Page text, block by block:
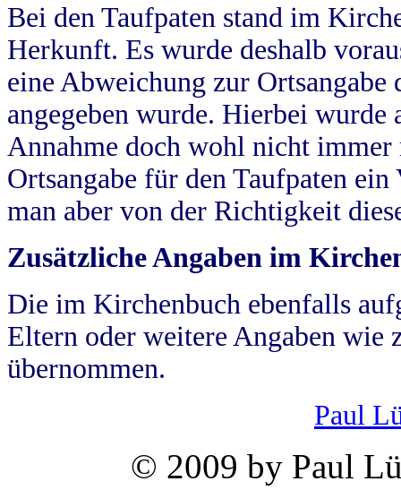
Bei den Taufpaten stand im
Herkunft. Es wurde deshalb
eine Abweichung zur
angegeben wurde. Hierbei wurde
Annahme doch wohl nicht
Ortsangabe für den Taufpaten
man aber von der Richtigkeit
Zusätzliche Angaben im
Die im Kirchenbuch ebenfalls
Eltern oder weitere Angaben wie
übernommen.
Paul
© 2009 by Paul